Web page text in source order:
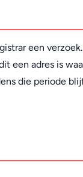
een
een adres is
die periode